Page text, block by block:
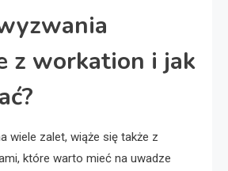
z workation i jak
wiele zalet, wiąże się także z
które warto mieć na uwadze